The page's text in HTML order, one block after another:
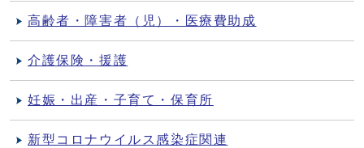
高齢者・障害者（児）・医療費助成
介護保険・援護
妊娠・出産・子育て・保育所
新型コロナウイルス感染症関連